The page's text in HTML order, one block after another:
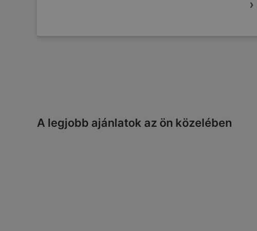
A legjobb ajánlatok az ön közelében